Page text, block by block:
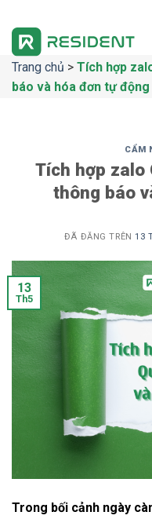
đến
nội
dungTrang chủ > Tích hợp
báo và hóa đơn tự động
CẨM
Tích hợp zalo
thông báo
ĐÃ ĐĂNG TRÊN13
13
Th5
Trong bối cảnh ngày